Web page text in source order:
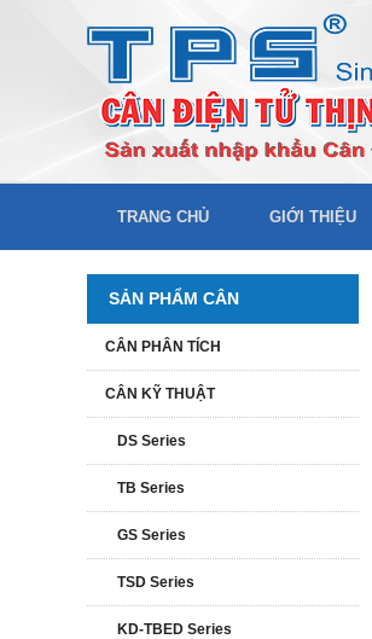
TRANG CHỦ GIỚI THIỆU
SẢN PHẨM CÂN
CÂN PHÂN TÍCH
CÂN KỸ THUẬT
DS Series
TB Series
GS Series
TSD Series
KD-TBED Series